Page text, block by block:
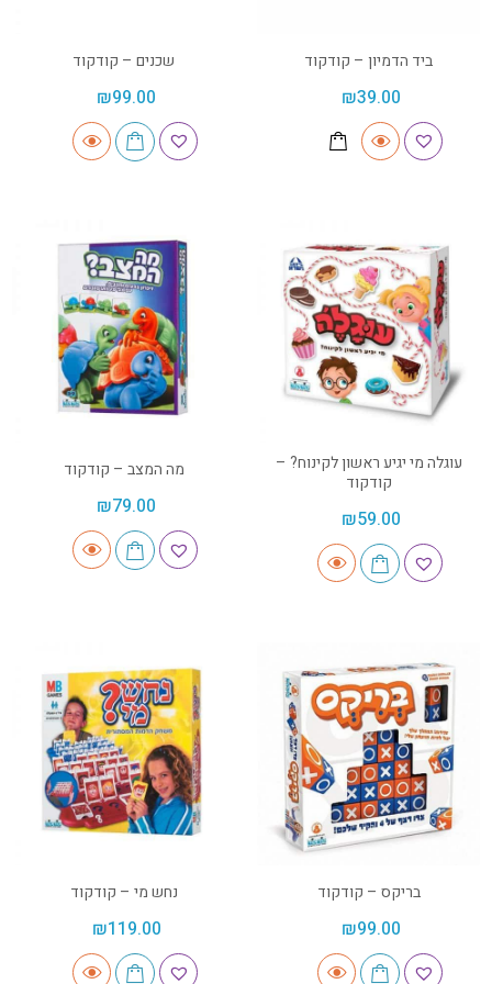
ביד הדמיון – קודקוד
₪39.00
שכנים – קודקוד
₪99.00
עוגלה מי יגיע ראשון לקינוח? –
קודקוד
₪59.00
מה המצב – קודקוד
₪79.00
בריקס – קודקוד
₪99.00
נחש מי – קודקוד
₪119.00